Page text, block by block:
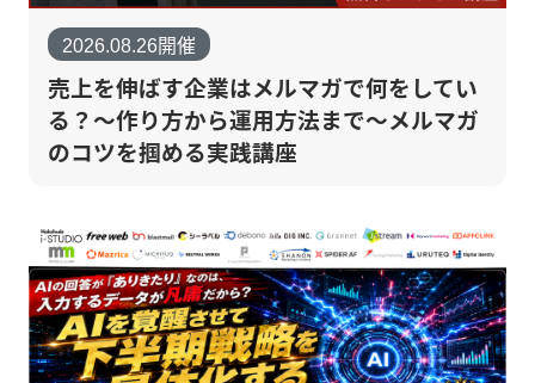
2026.08.26開催
売上を伸ばす企業はメルマガで何をしてい
る？～作り方から運用方法まで～メルマガ
のコツを掴める実践講座